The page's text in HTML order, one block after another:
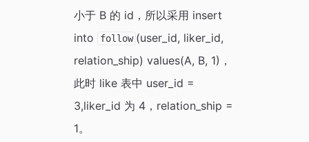
小于 B 的 id，所以采用 insert
into
follow (user_id, liker_id,
relation_ship) values(A, B, 1)，
此时 like 表中 user_id =
3,liker_id 为 4，relation_ship =
1。